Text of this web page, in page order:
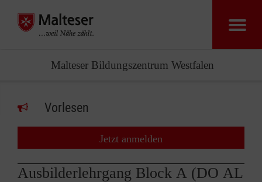
Malteser Bildungszentrum Westfalen
Vorlesen
Jetzt anmelden
Ausbilderlehrgang Block A (DO AL